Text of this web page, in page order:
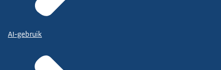
AI-gebruik